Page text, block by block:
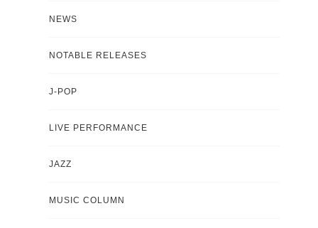
NEWS
NOTABLE RELEASES
J-POP
LIVE PERFORMANCE
JAZZ
MUSIC COLUMN